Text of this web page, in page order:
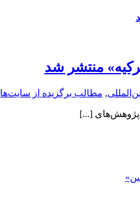
منتشر شد
, مطالب برگزیده از سایت‌ها
پژوهش‌های [...]